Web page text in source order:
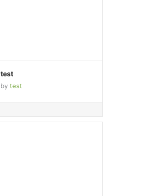
test
by test